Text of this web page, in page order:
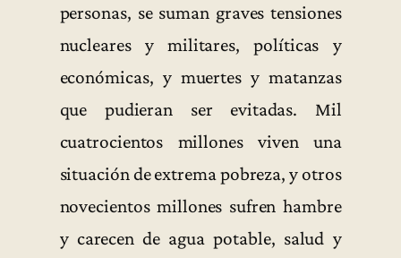
personas, se suman graves tensiones
nucleares y militares, políticas y
económicas, y muertes y matanzas
que pudieran ser evitadas. Mil
cuatrocientos millones viven una
situación de extrema pobreza, y otros
novecientos millones sufren hambre
y carecen de agua potable, salud y